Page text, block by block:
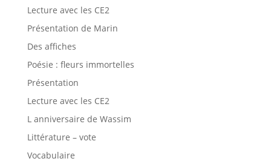
Lecture avec les CE2
Présentation de Marin
Des affiches
Poésie : fleurs immortelles
Présentation
Lecture avec les CE2
L anniversaire de Wassim
Littérature – vote
Vocabulaire